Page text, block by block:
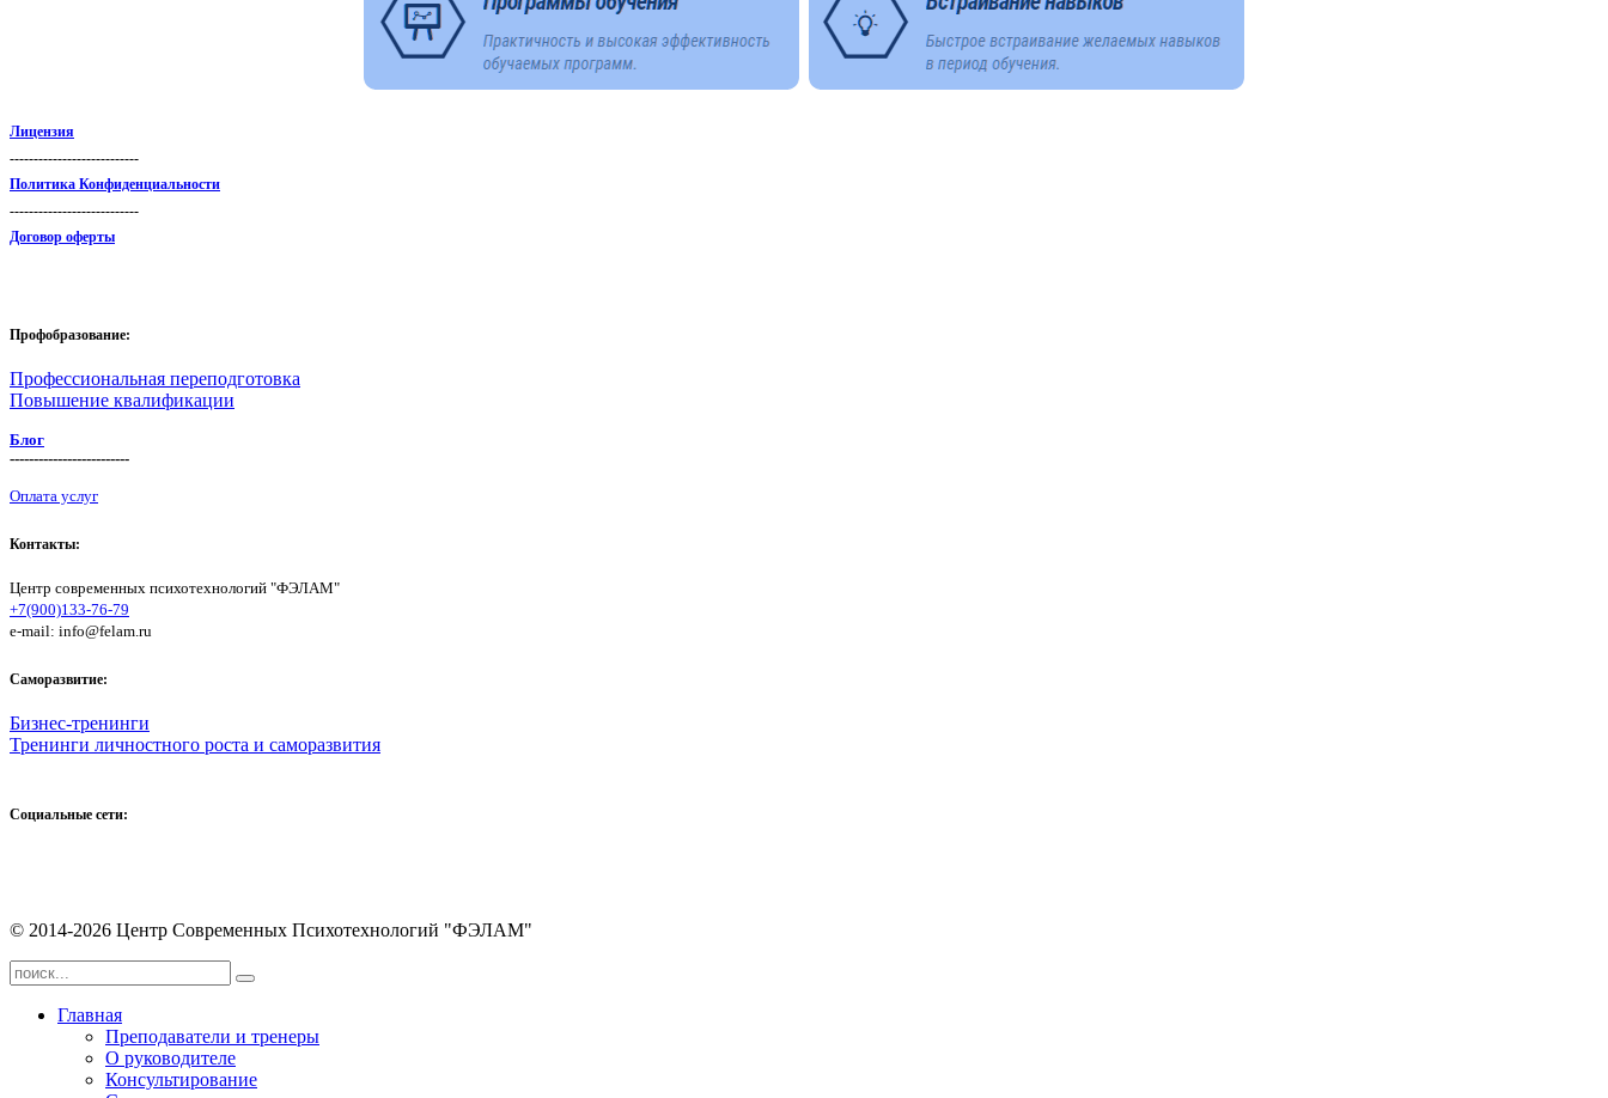
Лицензия
---------------------------
Политика Конфиденциальности
---------------------------
Договор оферты
Профобразование:
Профессиональная переподготовка
Повышение квалификации
Блог
-------------------------
Оплата услуг
Контакты:
Центр современных психотехнологий "ФЭЛАМ"
+7(900)133-76-79
e-mail: info@felam.ru
Саморазвитие:
Бизнес-тренинги
Тренинги личностного роста и саморазвития
Социальные сети:
© 2014-2026 Центр Современных Психотехнологий "ФЭЛАМ"
Главная
Преподаватели и тренеры
О руководителе
Консультирование